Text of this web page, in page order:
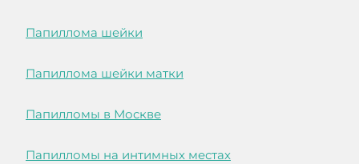
Папиллома шейки
Папиллома шейки матки
Папилломы в Москве
Папилломы на интимных местах